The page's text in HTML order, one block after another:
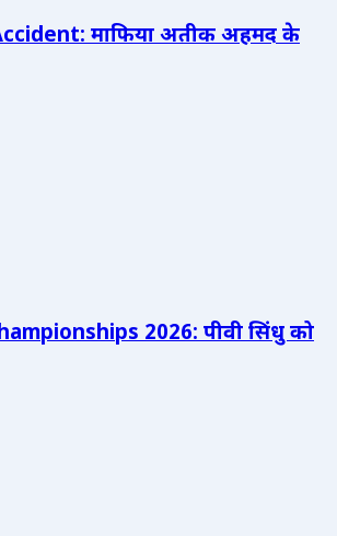
माफिया अतीक अहमद के
2026: पीवी सिंधु को